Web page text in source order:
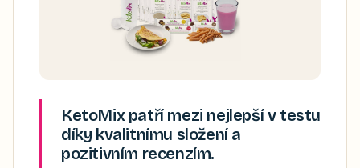
KetoMix patří mezi nejlepší v testu
díky kvalitnímu složení a
pozitivním recenzím.